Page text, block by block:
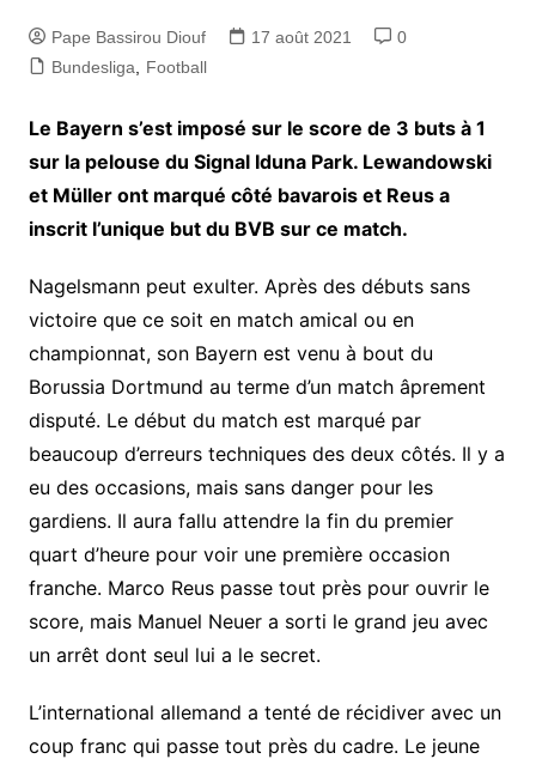
Pape Bassirou Diouf 17 août 2021
0
Bundesliga
Football
Le Bayern s’est imposé sur le score de 3 buts à 1
sur la pelouse du Signal Iduna Park. Lewandowski
et Müller ont marqué côté bavarois et Reus a
inscrit l’unique but du BVB sur ce match.
Nagelsmann peut exulter. Après des débuts sans
victoire que ce soit en match amical ou en
championnat, son Bayern est venu à bout du
Borussia Dortmund au terme d’un match âprement
disputé. Le début du match est marqué par
beaucoup d’erreurs techniques des deux côtés. Il y a
eu des occasions, mais sans danger pour les
gardiens. Il aura fallu attendre la fin du premier
quart d’heure pour voir une première occasion
franche. Marco Reus passe tout près pour ouvrir le
score, mais Manuel Neuer a sorti le grand jeu avec
un arrêt dont seul lui a le secret.
L’international allemand a tenté de récidiver avec un
coup franc qui passe tout près du cadre. Le jeune